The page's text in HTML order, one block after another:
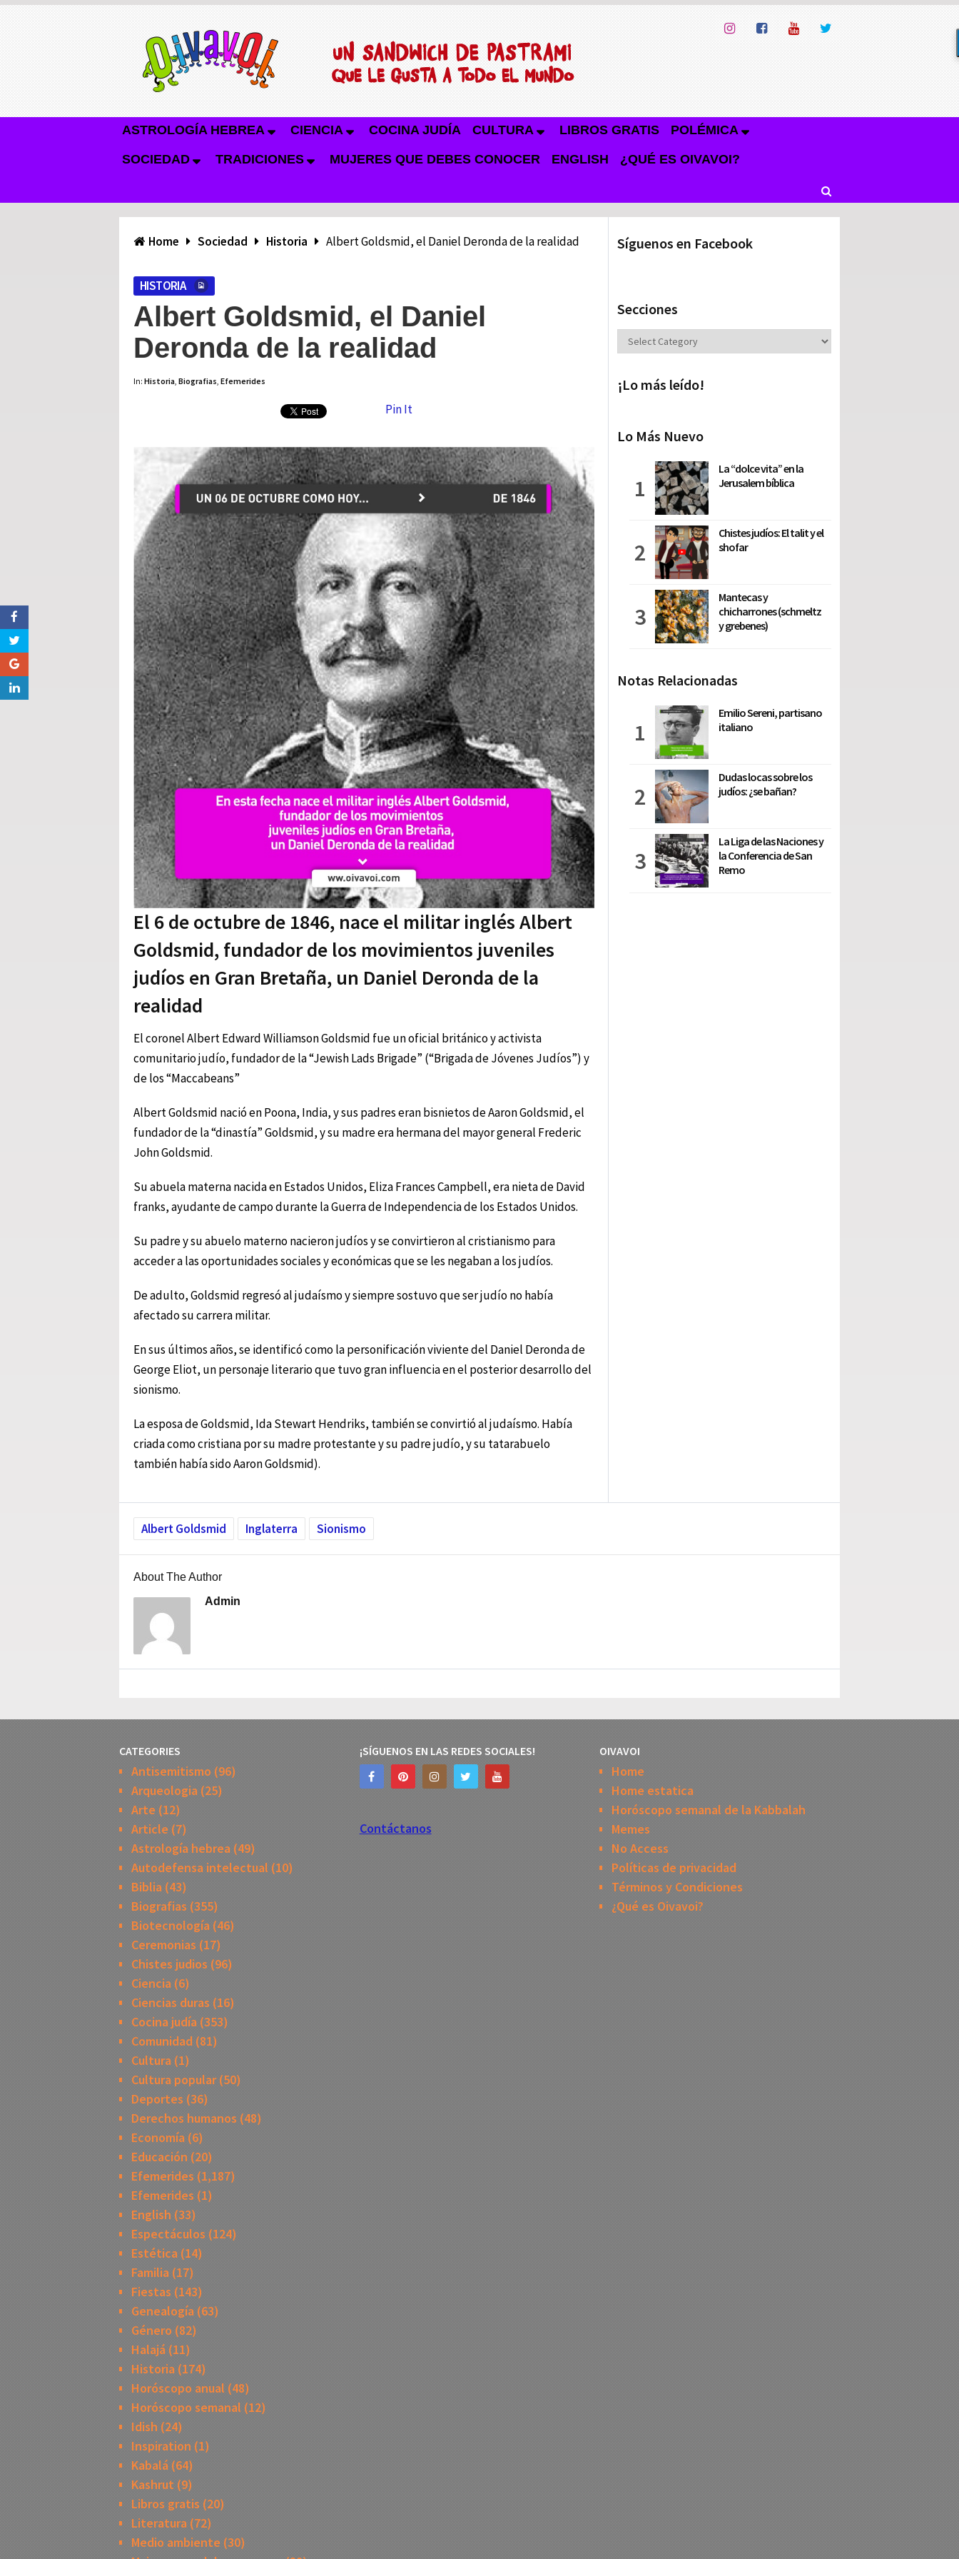
ASTROLOGÍA HEBREA CIENCIA COCINA JUDÍA CULTURA LIBROS GRATIS POLÉMICA
SOCIEDAD TRADICIONES MUJERES QUE DEBES CONOCER ENGLISH ¿QUÉ ES OIVAVOI?
Home Sociedad Historia Albert Goldsmid, el Daniel Deronda de la realidad
HISTORIA
Albert Goldsmid, el Daniel
Deronda de la realidad
In: Historia, Biografias, Efemerides
Pin It
El 6 de octubre de 1846, nace el militar inglés Albert
Goldsmid, fundador de los movimientos juveniles
judíos en Gran Bretaña, un Daniel Deronda de la
realidad
El coronel Albert Edward Williamson Goldsmid fue un oficial británico y activista
comunitario judío, fundador de la “Jewish Lads Brigade” (“Brigada de Jóvenes Judíos”) y
de los “Maccabeans”
Albert Goldsmid nació en Poona, India, y sus padres eran bisnietos de Aaron Goldsmid, el
fundador de la “dinastía” Goldsmid, y su madre era hermana del mayor general Frederic
John Goldsmid.
Su abuela materna nacida en Estados Unidos, Eliza Frances Campbell, era nieta de David
franks, ayudante de campo durante la Guerra de Independencia de los Estados Unidos.
Su padre y su abuelo materno nacieron judíos y se convirtieron al cristianismo para
acceder a las oportunidades sociales y económicas que se les negaban a los judíos.
De adulto, Goldsmid regresó al judaísmo y siempre sostuvo que ser judío no había
afectado su carrera militar.
En sus últimos años, se identificó como la personificación viviente del Daniel Deronda de
George Eliot, un personaje literario que tuvo gran influencia en el posterior desarrollo del
sionismo.
La esposa de Goldsmid, Ida Stewart Hendriks, también se convirtió al judaísmo. Había
criada como cristiana por su madre protestante y su padre judío, y su tatarabuelo
también había sido Aaron Goldsmid).
Síguenos en Facebook
Secciones
Secciones
¡Lo más leído!
Lo Más Nuevo
La “dolce vita” en la
Jerusalem bíblica
Chistes judíos: El talit y el
shofar
Mantecas y
chicharrones (schmeltz
y grebenes)
Notas Relacionadas
Emilio Sereni, partisano
italiano
Dudas locas sobre los
judíos: ¿se bañan?
La Liga de las Naciones y
la Conferencia de San
Remo
Albert Goldsmid Inglaterra Sionismo
About The Author
Admin
CATEGORIES
Antisemitismo (96)
Arqueologia (25)
Arte (12)
Article (7)
Astrología hebrea (49)
Autodefensa intelectual (10)
Biblia (43)
Biografias (355)
Biotecnología (46)
Ceremonias (17)
Chistes judios (96)
Ciencia (6)
Ciencias duras (16)
Cocina judía (353)
Comunidad (81)
Cultura (1)
Cultura popular(50)
Deportes (36)
Derechos humanos (48)
Economía (6)
Educación (20)
Efemerides (1,187)
Efemerides (1)
English (33)
Espectáculos (124)
Estética (14)
Familia (17)
Fiestas (143)
Genealogía (63)
Género (82)
Halajá (11)
Historia (174)
Horóscopo anual (48)
Horóscopo semanal (12)
Idish (24)
Inspiration (1)
Kabalá (64)
Kashrut (9)
Libros gratis (20)
Literatura (72)
Medio ambiente (30)
¡SÍGUENOS EN LAS REDES SOCIALES!
Contáctanos
OIVAVOI
Home
Home estatica
Horóscopo semanal de la Kabbalah
Memes
No Access
Políticas de privacidad
Términos y Condiciones
¿Qué es Oivavoi?